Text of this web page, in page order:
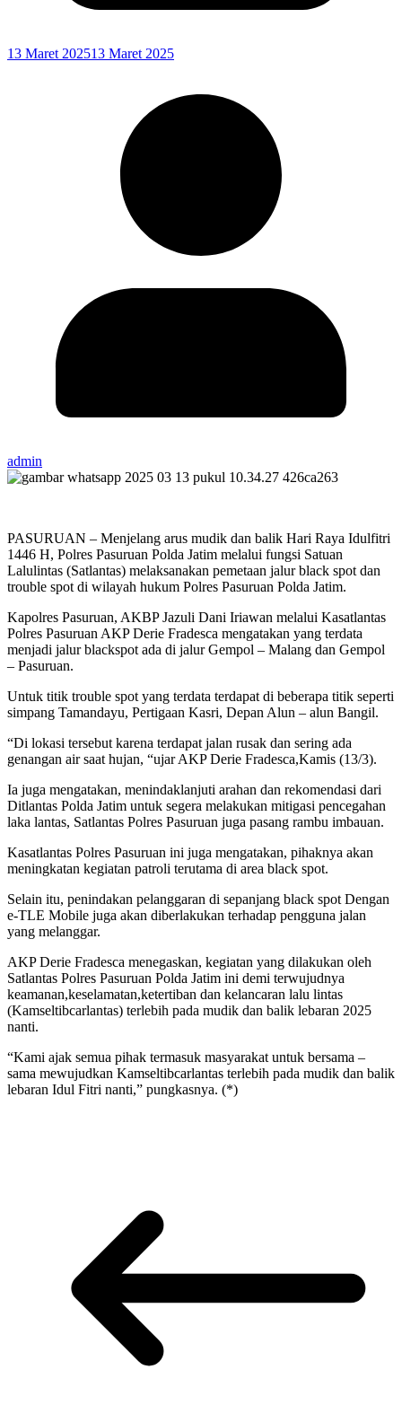
13 Maret 202513 Maret 2025
admin
PASURUAN – Menjelang arus mudik dan balik Hari Raya Idulfitri
1446 H, Polres Pasuruan Polda Jatim melalui fungsi Satuan
Lalulintas (Satlantas) melaksanakan pemetaan jalur black spot dan
trouble spot di wilayah hukum Polres Pasuruan Polda Jatim.
Kapolres Pasuruan, AKBP Jazuli Dani Iriawan melalui Kasatlantas
Polres Pasuruan AKP Derie Fradesca mengatakan yang terdata
menjadi jalur blackspot ada di jalur Gempol – Malang dan Gempol
– Pasuruan.
Untuk titik trouble spot yang terdata terdapat di beberapa titik seperti
simpang Tamandayu, Pertigaan Kasri, Depan Alun – alun Bangil.
“Di lokasi tersebut karena terdapat jalan rusak dan sering ada
genangan air saat hujan, “ujar AKP Derie Fradesca,Kamis (13/3).
Ia juga mengatakan, menindaklanjuti arahan dan rekomendasi dari
Ditlantas Polda Jatim untuk segera melakukan mitigasi pencegahan
laka lantas, Satlantas Polres Pasuruan juga pasang rambu imbauan.
Kasatlantas Polres Pasuruan ini juga mengatakan, pihaknya akan
meningkatan kegiatan patroli terutama di area black spot.
Selain itu, penindakan pelanggaran di sepanjang black spot Dengan
e-TLE Mobile juga akan diberlakukan terhadap pengguna jalan
yang melanggar.
AKP Derie Fradesca menegaskan, kegiatan yang dilakukan oleh
Satlantas Polres Pasuruan Polda Jatim ini demi terwujudnya
keamanan,keselamatan,ketertiban dan kelancaran lalu lintas
(Kamseltibcarlantas) terlebih pada mudik dan balik lebaran 2025
nanti.
“Kami ajak semua pihak termasuk masyarakat untuk bersama –
sama mewujudkan Kamseltibcarlantas terlebih pada mudik dan balik
lebaran Idul Fitri nanti,” pungkasnya. (*)